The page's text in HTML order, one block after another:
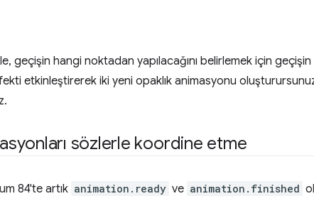
geçişin hangi noktadan yapılacağını belirlemek için
etkinleştirerek iki yeni opaklık animasyonu
sözlerle koordine etme
84'te artık animation.ready ve animation.finished